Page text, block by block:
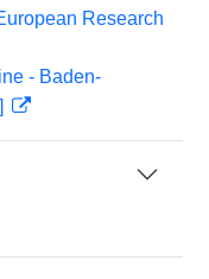
Research
- Baden-